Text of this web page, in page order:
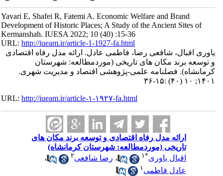
Yavari E, Shafei R, Fatemi A. Economic Welfare and Brand
Development of Historic Places; A Study of the Ancient Sites of
Kermanshah. IUESA 2022; 10 (40) :15-36
URL:http://iueam.ir/article-1-1927-fa.html
یاوری اقبال، شافعی رضا، فاطمی عادل. ارائه مدل رفاه اقتصادی
و توسعه برند مکان‎ های تاریخی (موردمطالعه: شهرستان
کرمانشاه). فصلنامه علمی-پژوهشی اقتصاد و مدیریت شهری.
۱۴۰۱; ۱۰ (۴۰) :۱۵-۳۶
URL:http://iueam.ir/article-۱-۱۹۲۷-fa.html
ارائه مدل رفاه اقتصادی و توسعه برند مکان‎ های
تاریخی (موردمطالعه: شهرستان کرمانشاه)
اقبال یاوری* ۱ ،رضا شافعی
،
عادل فاطمی